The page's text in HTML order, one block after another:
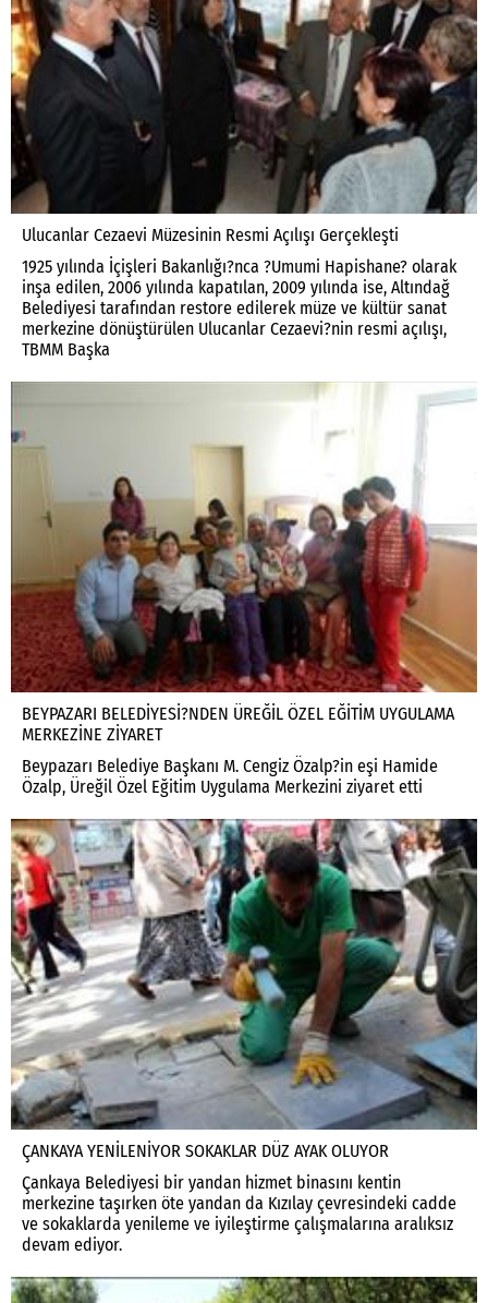
Ulucanlar Cezaevi Müzesinin Resmi Açılışı Gerçekleşti
1925 yılında İçişleri Bakanlığı?nca ?Umumi Hapishane? olarak
inşa edilen, 2006 yılında kapatılan, 2009 yılında ise, Altındağ
Belediyesi tarafından restore edilerek müze ve kültür sanat
merkezine dönüştürülen Ulucanlar Cezaevi?nin resmi açılışı,
TBMM Başka
BEYPAZARI BELEDİYESİ?NDEN ÜREĞİL ÖZEL EĞİTİM UYGULAMA
MERKEZİNE ZİYARET
Beypazarı Belediye Başkanı M. Cengiz Özalp?in eşi Hamide
Özalp, Üreğil Özel Eğitim Uygulama Merkezini ziyaret etti
ÇANKAYA YENİLENİYOR SOKAKLAR DÜZ AYAK OLUYOR
Çankaya Belediyesi bir yandan hizmet binasını kentin
merkezine taşırken öte yandan da Kızılay çevresindeki cadde
ve sokaklarda yenileme ve iyileştirme çalışmalarına aralıksız
devam ediyor.